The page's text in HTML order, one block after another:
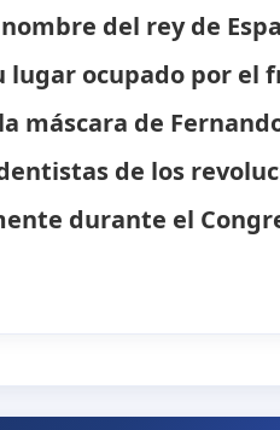
del rey de
ocupado por el
máscara de
de los
durante el